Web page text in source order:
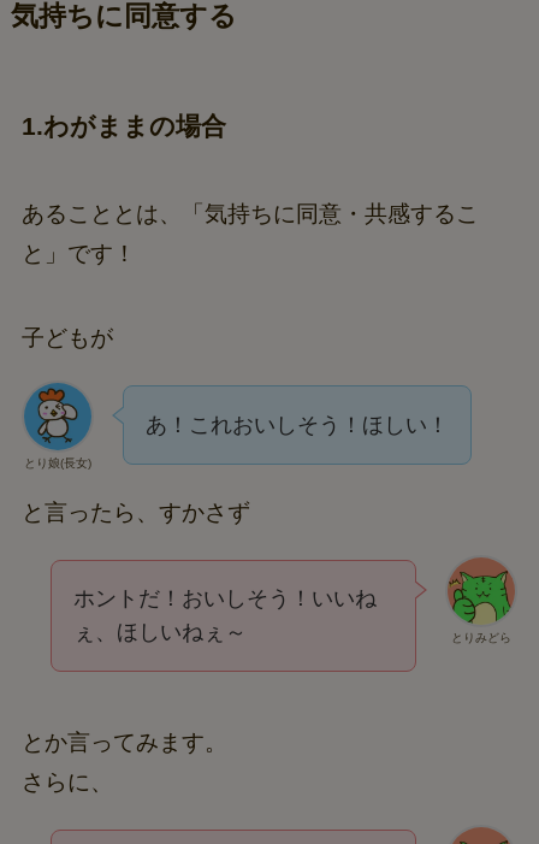
気持ちに同意する
1.わがままの場合
あることとは、「気持ちに同意・共感するこ
と」です！
子どもが
とり娘(長女)
あ！これおいしそう！ほしい！
と言ったら、すかさず
とりみどら
ホントだ！おいしそう！いいね
ぇ、ほしいねぇ～
とか言ってみます。
さらに、